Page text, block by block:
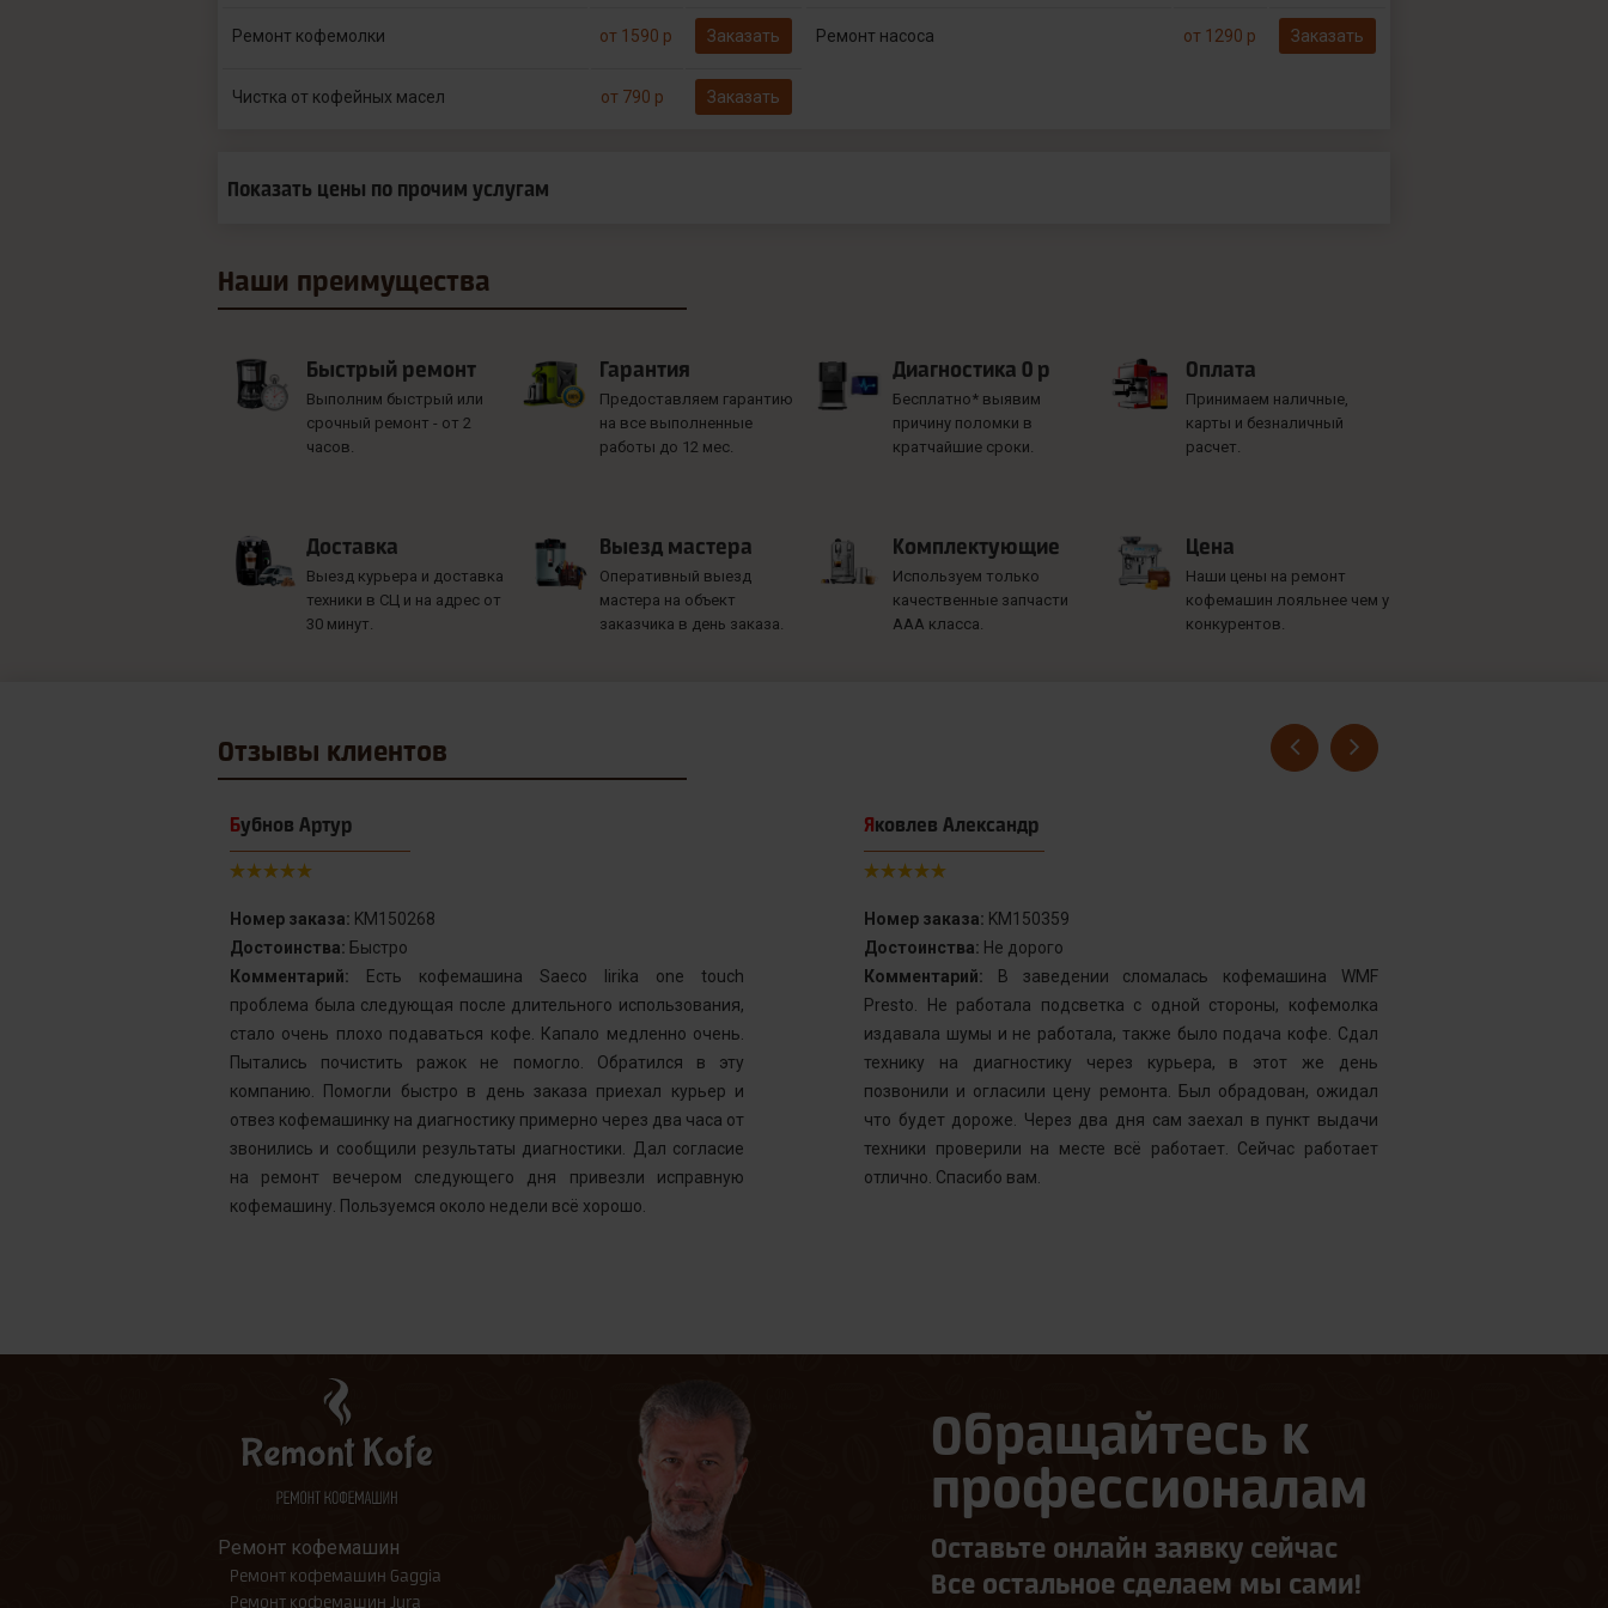
Ремонт кофемолки от 1590 р Заказать Ремонт насоса от 1290 р Заказать
Чистка от кофейных масел от 790 р Заказать
Показать цены по прочим услугам
Наши преимущества
Быстрый ремонт
Выполним быстрый или
срочный ремонт - от 2
часов.
Гарантия
Предоставляем гарантию
на все выполненные
работы до 12 мес.
Диагностика 0 р
Бесплатно* выявим
причину поломки в
кратчайшие сроки.
Оплата
Принимаем наличные,
карты и безналичный
расчет.
Доставка
Выезд курьера и доставка
техники в СЦ и на адрес от
30 минут.
Выезд мастера
Оперативный выезд
мастера на объект
заказчика в день заказа.
Комплектующие
Используем только
качественные запчасти
ААА класса.
Цена
Наши цены на ремонт
кофемашин лояльнее чем у
конкурентов.
Отзывы клиентов
Бубнов Артур
Номер заказа: KM150268
Достоинства: Быстро
Комментарий: Есть кофемашина Saeco lirika one touch
проблема была следующая после длительного использования,
стало очень плохо подаваться кофе. Капало медленно очень.
Пытались почистить ражок не помогло. Обратился в эту
компанию. Помогли быстро в день заказа приехал курьер и
отвез кофемашинку на диагностику примерно через два часа от
звонились и сообщили результаты диагностики. Дал согласие
на ремонт вечером следующего дня привезли исправную
кофемашину. Пользуемся около недели всё хорошо.
Яковлев Александр
Номер заказа: KM150359
Достоинства: Не дорого
Комментарий: В заведении сломалась кофемашина WMF
Presto. Не работала подсветка с одной стороны, кофемолка
издавала шумы и не работала, также было подача кофе. Сдал
технику на диагностику через курьера, в этот же день
позвонили и огласили цену ремонта. Был обрадован, ожидал
что будет дороже. Через два дня сам заехал в пункт выдачи
техники проверили на месте всё работает. Сейчас работает
отлично. Спасибо вам.
Обращайтесь к
профессионалам
Оставьте онлайн заявку сейчас
Все остальное сделаем мы сами!
Ремонт кофемашин
Ремонт кофемашин Gaggia
Ремонт кофемашин Jura